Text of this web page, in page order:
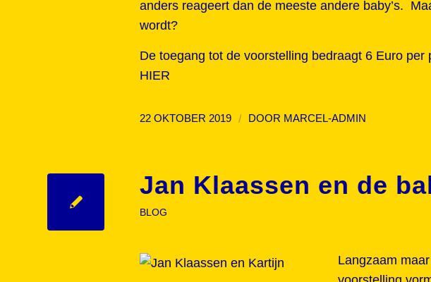
anders reageert dan de meeste andere baby’s.
wordt?
De toegang tot de voorstelling bedraagt 6 Euro per
HIER
22 OKTOBER 2019 / DOOR MARCEL-ADMIN
Jan Klaassen en de
BLOG
Langzaam